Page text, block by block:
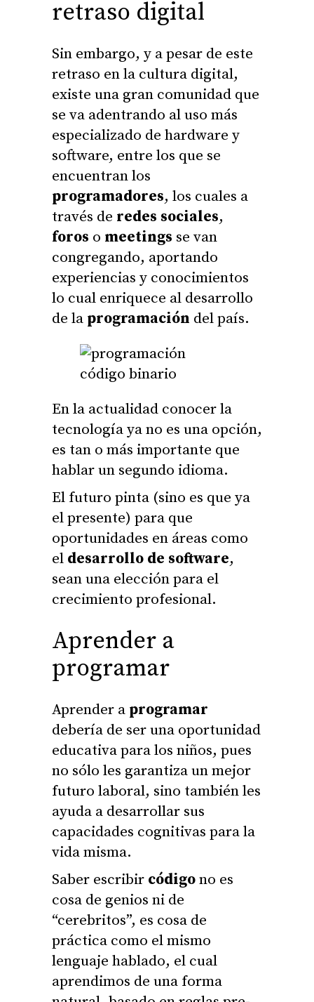
retraso digital
Sin embargo, y a pesar de este
retraso en la cultura digital,
existe una gran comunidad que
se va adentrando al uso más
especializado de hardware y
software, entre los que se
encuentran los
programadores, los cuales a
través de redes sociales,
foros o meetings se van
congregando, aportando
experiencias y conocimientos
lo cual enriquece al desarrollo
de la programación del país.
En la actualidad conocer la
tecnología ya no es una opción,
es tan o más importante que
hablar un segundo idioma.
El futuro pinta (sino es que ya
el presente) para que
oportunidades en áreas como
el desarrollo de software,
sean una elección para el
crecimiento profesional.
Aprender a
programar
Aprender a programar
debería de ser una oportunidad
educativa para los niños, pues
no sólo les garantiza un mejor
futuro laboral, sino también les
ayuda a desarrollar sus
capacidades cognitivas para la
vida misma.
Saber escribir códigono es
cosa de genios ni de
“cerebritos”, es cosa de
práctica como el mismo
lenguaje hablado, el cual
aprendimos de una forma